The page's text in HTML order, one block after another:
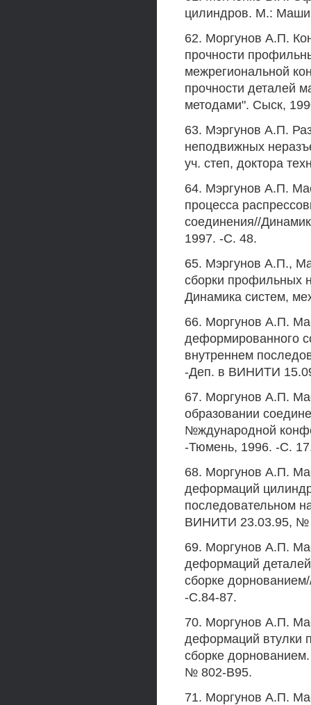
цилиндров. М.:
62. Моргунов А.П.
прочности
межрегиональной
прочности деталей
методами". Сыск,
63. Мэргунов А.П.
неподвижных
уч. степ, доктора
64. Мэргунов А.П.
процесса
соединения//
1997. -С. 48.
65. Мэргунов А.П.,
сборки профильных
Динамика систем,
66. Моргунов А.П.
деформированного
внутреннем
-Деп. в ВИНИТИ
67. Моргунов А.П.
образовании
№ждународной
-Тюмень, 1996. -С.
68. Моргунов А.П.
деформаций
последовательном
ВИНИТИ 23.03.95, №
69. Моргунов А.П.
деформаций
сборке
-С.84-87.
70. Моргунов А.П.
деформаций втулки
сборке
№ 802-В95.
71. Моргунов А.П.